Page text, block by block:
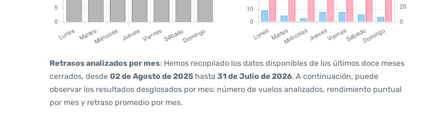
Retrasos analizados por mes: Hemos recopilado los datos disponibles de los últimos doce meses
cerrados, desde 02 de Agosto de 2025 hasta 31 de Julio de 2026. A continuación, puede
observar los resultados desglosados por mes: número de vuelos analizados, rendimiento puntual
por mes y retraso promedio por mes.